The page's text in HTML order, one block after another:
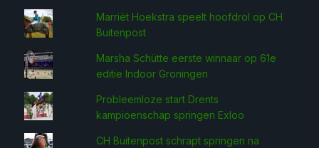
Marriët Hoekstra speelt hoofdrol op CH
Buitenpost
Marsha Schütte eerste win­naar op 61e
editie Indoor Groningen
Probleemloze start Drents
kampioenschap springen Exloo
CH Buitenpost schrapt springen na